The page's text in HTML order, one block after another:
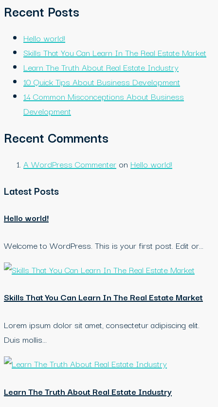
Recent Posts
Hello world!
Skills That You Can Learn In The Real Estate Market
Learn The Truth About Real Estate Industry
10 Quick Tips About Business Development
14 Common Misconceptions About Business
Development
Recent Comments
A WordPress Commenter on Hello world!
Latest Posts
Hello world!
Welcome to WordPress. This is your first post. Edit or…
Skills That You Can Learn In The Real Estate Market
Lorem ipsum dolor sit amet, consectetur adipiscing elit.
Duis mollis…
Learn The Truth About Real Estate Industry